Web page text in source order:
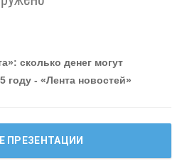
персонал - «Интервью»
сколько денег могут
году - «Лента новостей»
ПРЕЗЕНТАЦИИ